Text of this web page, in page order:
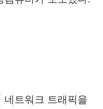
네트워크 트래픽을